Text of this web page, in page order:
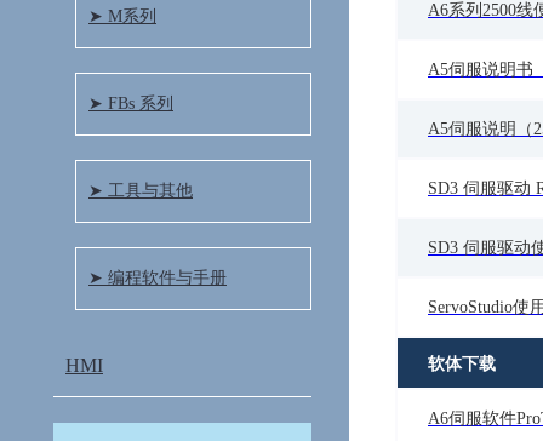
➤ M系列
➤ FBs 系列
➤ 工具与其他
➤ 编程软件与手册
HMI
A6系列2500线
A5伺服说明书
A5伺服说明（
SD3 伺服驱动
SD3 伺服驱动
ServoStudio使
软体下载
A6伺服软件